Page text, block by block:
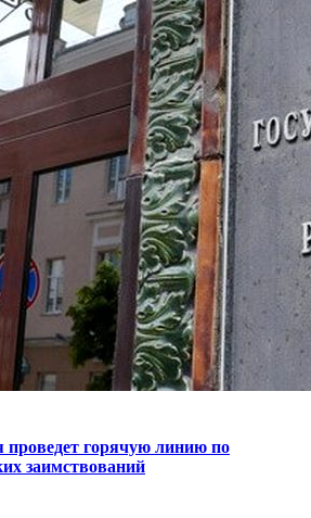
проведет горячую линию по
заимствований